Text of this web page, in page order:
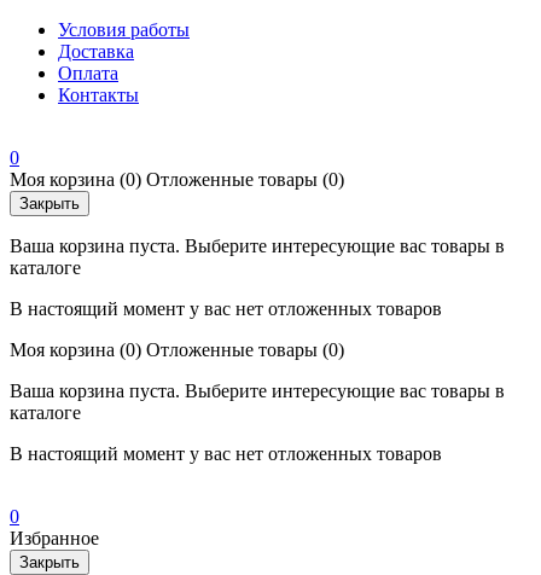
Условия работы
Доставка
Оплата
Контакты
0
Моя корзина (0) Отложенные товары (0)
Закрыть
Ваша корзина пуста. Выберите интересующие вас товары в
каталоге
В настоящий момент у вас нет отложенных товаров
Моя корзина (0) Отложенные товары (0)
Ваша корзина пуста. Выберите интересующие вас товары в
каталоге
В настоящий момент у вас нет отложенных товаров
0
Избранное
Закрыть